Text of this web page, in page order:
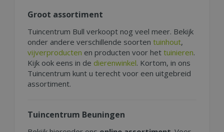
Groot assortiment
Tuincentrum Bull verkoopt nog veel meer. Bekijk
onder andere verschillende soorten tuinhout,
vijverproducten en producten voor het tuinieren.
Kijk ook eens in de dierenwinkel. Kortom, in ons
Tuincentrum kunt u terecht voor een uitgebreid
assortiment.
Tuincentrum Beuningen